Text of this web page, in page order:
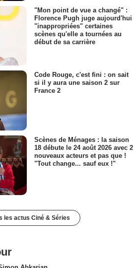
"Mon point de vue a changé" :
Florence Pugh juge aujourd'hui
"inappropriées" certaines
scènes qu'elle a tournées au
début de sa carrière
Code Rouge, c'est fini : on sait
si il y aura une saison 2 sur
France 2
Scènes de Ménages : la saison
18 débute le 24 août 2026 avec 2
nouveaux acteurs et pas que !
"Tout change... sauf eux !"
les actus Ciné & Séries